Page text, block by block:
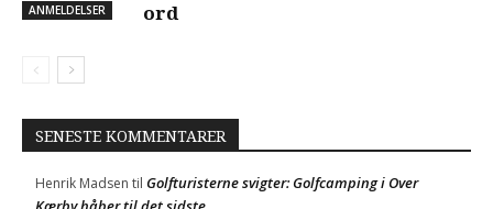
ANMELDELSER
ord
SENESTE KOMMENTARER
Henrik Madsen til Golfturisterne svigter: Golfcamping i Over